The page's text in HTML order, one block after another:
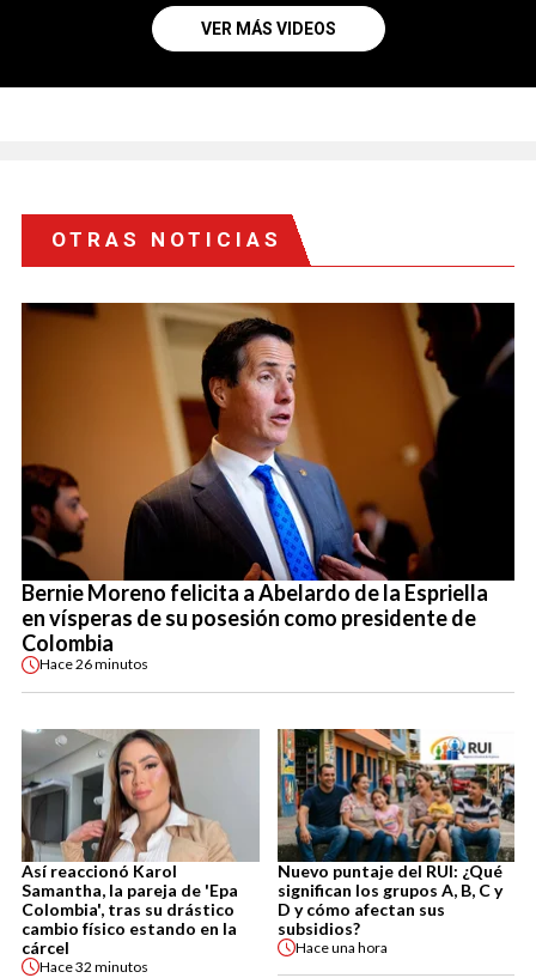
VER MÁS VIDEOS
OTRAS NOTICIAS
Bernie Moreno felicita a Abelardo de la Espriella
en vísperas de su posesión como presidente de
Colombia
Hace26 minutos
Así reaccionó Karol
Samantha, la pareja de 'Epa
Colombia', tras su drástico
cambio físico estando en la
cárcel
Hace32 minutos
Nuevo puntaje del RUI: ¿Qué
significan los grupos A, B, C y
D y cómo afectan sus
subsidios?
Haceuna hora